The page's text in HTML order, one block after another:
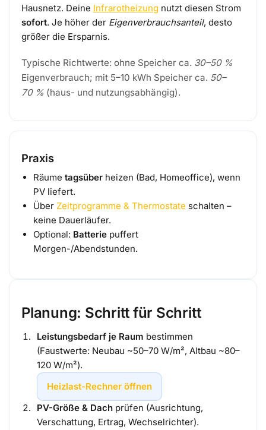
Hausnetz. Deine Infrarotheizung nutzt diesen Strom
sofort. Je höher der Eigenverbrauchsanteil, desto
größer die Ersparnis.
Typische Richtwerte: ohne Speicher ca. 30–50 %
Eigenverbrauch; mit 5–10 kWh Speicher ca. 50–
70 % (haus- und nutzungsabhängig).
Praxis
Räume tagsüber heizen (Bad, Homeoffice), wenn
PV liefert.
Über Zeitprogramme & Thermostate schalten –
keine Dauerläufer.
Optional: Batterie puffert
Morgen-/Abendstunden.
Planung: Schritt für Schritt
Leistungsbedarf je Raum bestimmen
(Faustwerte: Neubau ~50–70 W/m², Altbau ~80–
120 W/m²).
Heizlast-Rechner öffnen
PV-Größe & Dach prüfen (Ausrichtung,
Verschattung, Ertrag, Wechselrichter).